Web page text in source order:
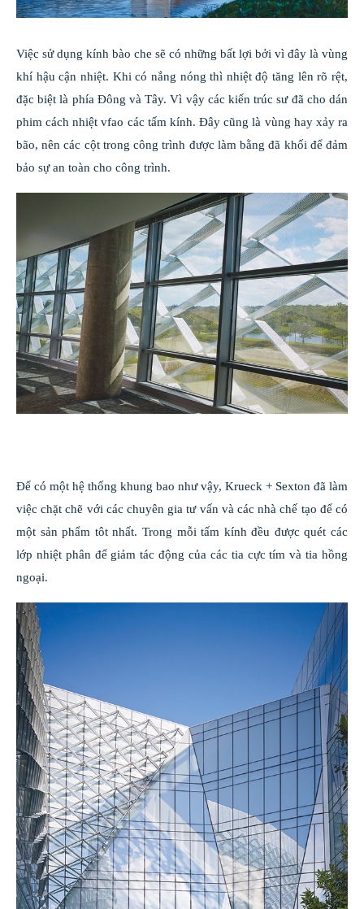
Việc sử dụng kính bào che sẽ có những bất lợi bởi vì đây là vùng
khí hậu cận nhiệt. Khi có nắng nóng thì nhiệt độ tăng lên rõ rệt,
đặc biệt là phía Đông và Tây. Vì vậy các kiến trúc sư đã cho dán
phim cách nhiệt vfao các tấm kính. Đây cũng là vùng hay xảy ra
bão, nên các cột trong công trình được làm bằng đã khối để đảm
bảo sự an toàn cho công trình.
Để có một hệ thống khung bao như vậy, Krueck + Sexton đã làm
việc chặt chẽ với các chuyên gia tư vấn và các nhà chế tạo để có
một sản phẩm tôt nhất. Trong mỗi tấm kính đều được quét các
lớp nhiệt phân để giảm tác động của các tia cực tím và tia hồng
ngoại.